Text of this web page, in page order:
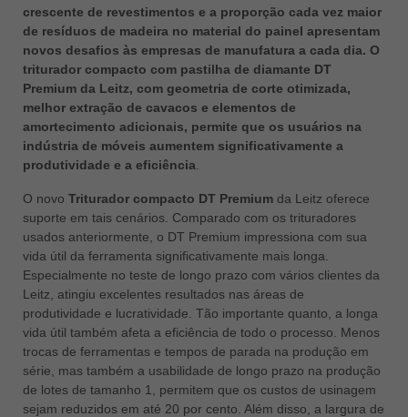
中国
中文
ประเทศไทย
ไทย
Україна
yкраїнська
crescente de revestimentos e a proporção cada vez maior
de resíduos de madeira no material do painel apresentam
novos desafios às empresas de manufatura a cada dia. O
triturador compacto com pastilha de diamante DT
Premium da Leitz, com geometria de corte otimizada,
melhor extração de cavacos e elementos de
amortecimento adicionais, permite que os usuários na
indústria de móveis aumentem significativamente a
produtividade e a eficiência
O novo Triturador compacto DT Premium da Leitz oferece
suporte em tais cenários. Comparado com os trituradores
usados ​​anteriormente, o DT Premium impressiona com sua
vida útil da ferramenta significativamente mais longa.
Especialmente no teste de longo prazo com vários clientes da
Leitz, atingiu excelentes resultados nas áreas de
produtividade e lucratividade. Tão importante quanto, a longa
vida útil também afeta a eficiência de todo o processo. Menos
trocas de ferramentas e tempos de parada na produção em
série, mas também a usabilidade de longo prazo na produção
de lotes de tamanho 1, permitem que os custos de usinagem
sejam reduzidos em até 20 por cento. Além disso, a largura de